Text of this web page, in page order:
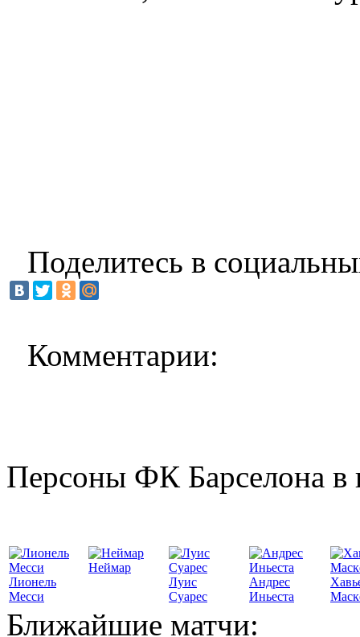
Поделитесь в
Комментарии:
Персоны ФК Барселона в
Лионель
Месси
Неймар
Луис
Суарес
Андрес
Иньеста
Ближайшие матчи: